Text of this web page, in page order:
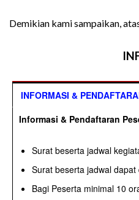
Demikian kami sampaikan,
INFORMASI &
Informasi & Pendaftaran
Surat beserta jadwal
Surat beserta jadwal
Bagi Peserta minimal 10